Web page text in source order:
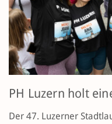
PH Luzern holt
Der 47. Luzerner